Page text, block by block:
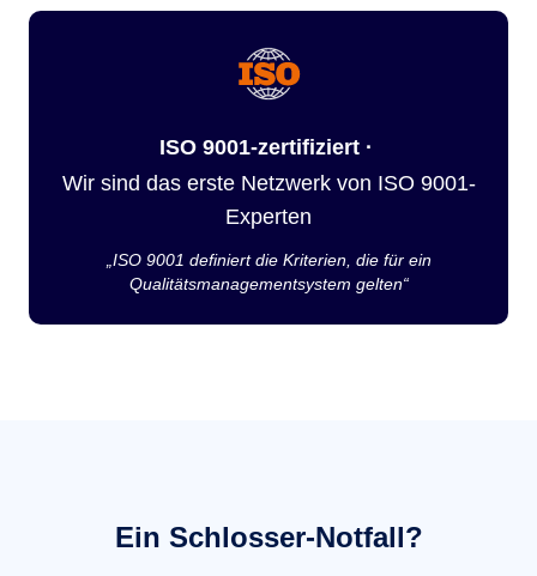
ISO 9001-zertifiziert ·
Wir sind das erste Netzwerk von ISO 9001-
Experten
„ISO 9001 definiert die Kriterien, die für ein
Qualitätsmanagementsystem gelten“
Ein Schlosser-Notfall?